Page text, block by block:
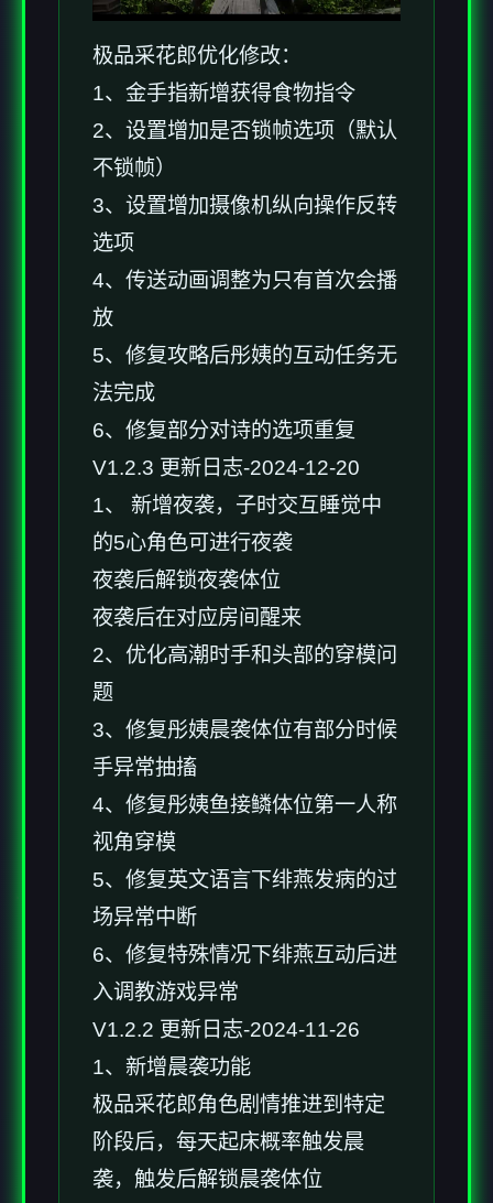
极品采花郎优化修改：
1、金手指新增获得食物指令
2、设置增加是否锁帧选项（默认
不锁帧）
3、设置增加摄像机纵向操作反转
选项
4、传送动画调整为只有首次会播
放
5、修复攻略后彤姨的互动任务无
法完成
6、修复部分对诗的选项重复
V1.2.3 更新日志-2024-12-20
1、 新增夜袭，子时交互睡觉中
的5心角色可进行夜袭
夜袭后解锁夜袭体位
夜袭后在对应房间醒来
2、优化高潮时手和头部的穿模问
题
3、修复彤姨晨袭体位有部分时候
手异常抽搐
4、修复彤姨鱼接鳞体位第一人称
视角穿模
5、修复英文语言下绯燕发病的过
场异常中断
6、修复特殊情况下绯燕互动后进
入调教游戏异常
V1.2.2 更新日志-2024-11-26
1、新增晨袭功能
极品采花郎角色剧情推进到特定
阶段后，每天起床概率触发晨
袭，触发后解锁晨袭体位